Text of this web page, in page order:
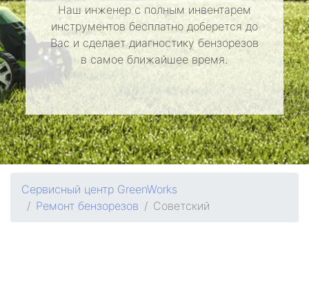
Наш инженер с полным инвентарем
инструментов бесплатно доберется до
Вас и сделает диагностику бензорезов
в самое ближайшее время.
Сервисный центр GreenWorks
Ремонт бензорезов
Советский